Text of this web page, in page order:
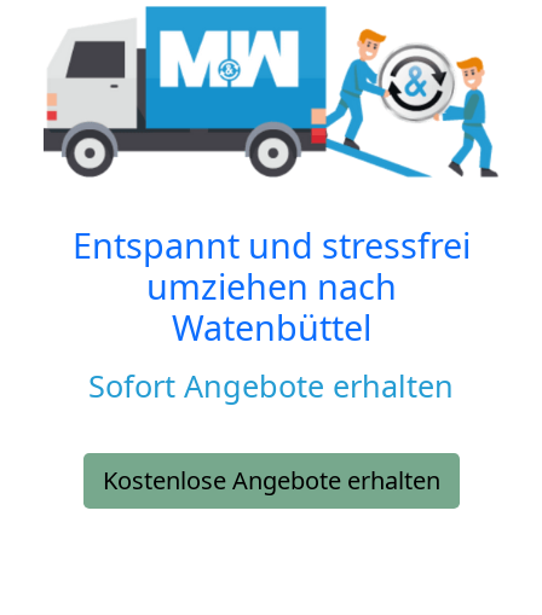
Entspannt und stressfrei
umziehen nach
Watenbüttel
Sofort Angebote erhalten
Kostenlose Angebote erhalten